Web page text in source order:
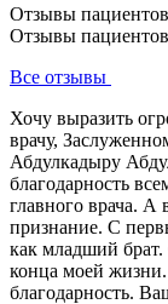
Отзывы пациентов
Отзывы пациентов
Все отзывы
Хочу выразить
врачу,
Абдулкадыру
благодарность
главного врача. А
признание. С
как младший брат.
конца моей
благодарность.